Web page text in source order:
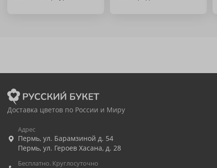
Доставка цветов по России и Миру
Адрес
Пермь, ул. Барамзиной д. 54
Пермь, ул. Героев Хасана, д. 28
Бесплатно. Круглосуточно